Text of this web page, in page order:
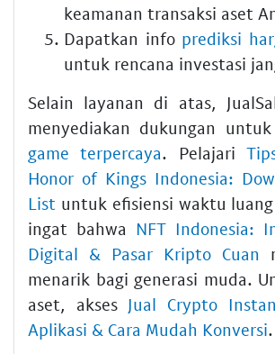
keamanan transaksi aset
Dapatkan info prediksi
untuk rencana investasi
Selain layanan di atas,
menyediakan dukungan untuk
game terpercaya. Pelajari
Honor of Kings Indonesia:
List untuk efisiensi waktu
ingat bahwa NFT Indonesia:
Digital & Pasar Kripto Cuan
menarik bagi generasi muda.
aset, akses Jual Crypto
Aplikasi & Cara Mudah Konversi.